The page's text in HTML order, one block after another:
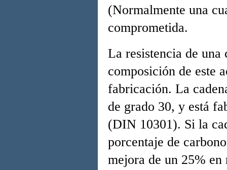
(Normalmente una
comprometida.
La resistencia de una
composición de este
fabricación. La
de grado 30, y está
(DIN 10301). Si la
porcentaje de
mejora de un 25%